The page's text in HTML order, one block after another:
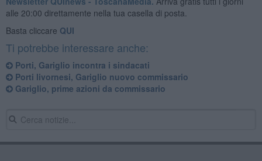
alle 20:00 direttamente nella tua casella di posta.
Basta cliccare QUI
Ti potrebbe interessare anche:
Porti, Gariglio incontra i sindacati
Porti livornesi, Gariglio nuovo commissario
Gariglio, prime azioni da commissario